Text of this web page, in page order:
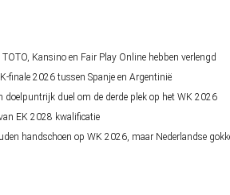
Kansino en Fair Play Online hebben verlengd
finale 2026 tussen Spanje en Argentinië
doelpuntrijk duel om de derde plek op het WK 2026
EK 2028 kwalificatie
handschoen op WK 2026, maar Nederlandse